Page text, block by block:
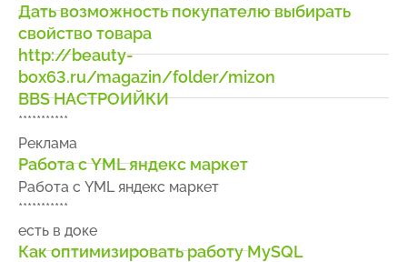
Дать возможность покупателю выбирать
свойство товара
http://beauty-
box63.ru/magazin/folder/mizon
BBS НАСТРОИЙКИ
***********
Реклама
Работа с YML яндекс маркет
Работа с YML яндекс маркет
***********
есть в доке
Как оптимизировать работу MySQL